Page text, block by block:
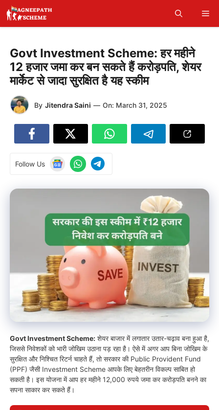
Skip
content
Govt Investment Scheme: हर महीने
12 हजार जमा कर बन सकते हैं करोड़पति, शेयर
मार्केट से जादा सुरक्षित है यह स्कीम
By Jitendra Saini — On: March 31, 2025
Follow Us
Govt Investment Scheme: शेयर बाजार में लगातार उतार-चढ़ाव बना हुआ है,
जिससे निवेशकों को भारी जोखिम उठाना पड़ रहा है। ऐसे में अगर आप बिना जोखिम के
सुरक्षित और निश्चित रिटर्न चाहते हैं, तो सरकार की Public Provident Fund
(PPF) जैसी Investment Scheme आपके लिए बेहतरीन विकल्प साबित हो
सकती है। इस योजना में आप हर महीने 12,000 रुपये जमा कर करोड़पति बनने का
सपना साकार कर सकते हैं।